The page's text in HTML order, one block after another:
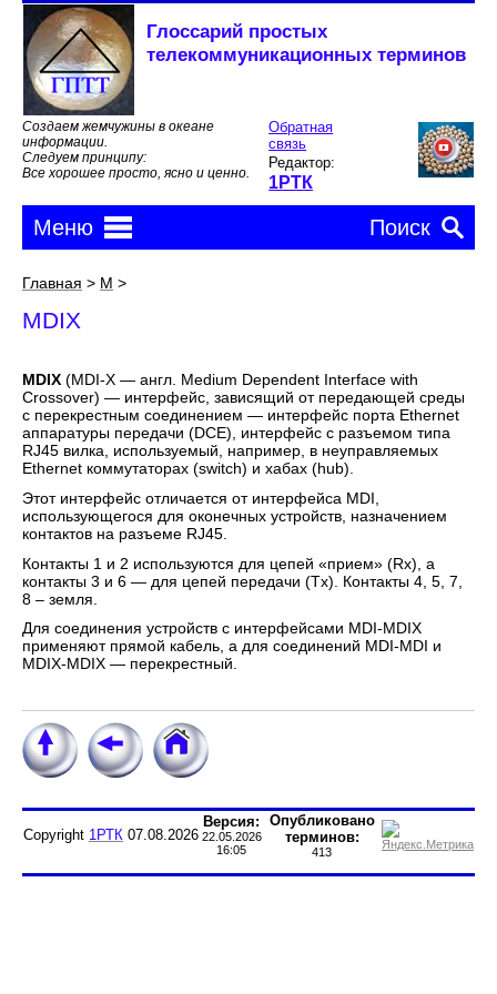
Глоссарий простых
телекоммуникационных терминов
Создаем жемчужины в океане
информации.
Следуем принципу:
Все хорошее просто, ясно и ценно.
Обратная
связь
Редактор:
1РТК
Меню Поиск
Главная > M >
MDIX
MDIX (MDI-X — англ. Medium Dependent Interface with
Crossover) — интерфейс, зависящий от передающей среды
с перекрестным соединением — интерфейс порта Ethernet
аппаратуры передачи (DCE), интерфейс с разъемом типа
RJ45 вилка, используемый, например, в неуправляемых
Ethernet коммутаторах (switch) и хабах (hub).
Этот интерфейс отличается от интерфейса MDI,
использующегося для оконечных устройств, назначением
контактов на разъеме RJ45.
Контакты 1 и 2 используются для цепей «прием» (Rx), а
контакты 3 и 6 — для цепей передачи (Tx). Контакты 4, 5, 7,
8 – земля.
Для соединения устройств с интерфейсами MDI-MDIX
применяют прямой кабель, а для соединений MDI-MDI и
MDIX-MDIX — перекрестный.
Copyright 1РТК 07.08.2026
Версия:
22.05.2026
16:05
Опубликовано
терминов:
413